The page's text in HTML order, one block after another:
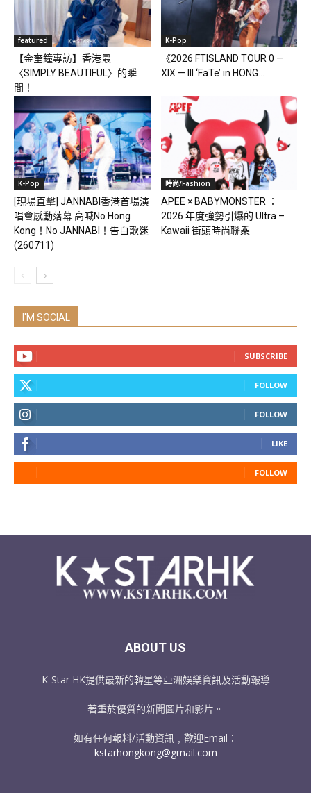
featured
【金奎鐘專訪】香港最
〈SIMPLY BEAUTIFUL〉的瞬
間！
K-Pop
《2026 FTISLAND TOUR 0 —
XIX — III ‘FaTe’ in HONG...
K-Pop
[現場直擊] JANNABI香港首場演
唱會感動落幕 高喊No Hong
Kong！No JANNABI！告白歌迷
(260711)
時尚/Fashion
APEE × BABYMONSTER ：
2026 年度強勢引爆的 Ultra –
Kawaii 街頭時尚聯乘
I'M SOCIAL
SUBSCRIBE
FOLLOW
FOLLOW
LIKE
FOLLOW
ABOUT US
K-Star HK提供最新的韓星等亞洲娛樂資訊及活動報導
著重於優質的新聞圖片和影片。
如有任何報料/活動資訊﹐歡迎Email：
kstarhongkong@gmail.com